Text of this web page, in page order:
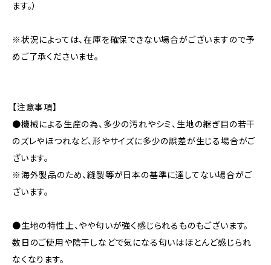
ます。）
※状況によっては、在庫を確保できない場合がございますので予
めご了承くださいませ。
【注意事項】
●機械による生産の為、多少の汚れやシミ、生地の継ぎ目の若干
のズレやほつれなど、形やサイズに多少の誤差が生じる場合がご
ざいます。
※海外製品のため、縫製等が日本の基準に達してない場合がご
ざいます。
●生地の特性上、やや匂いが強く感じられるものもございます。
数日のご使用や陰干しなどで気になる匂いはほとんど感じられ
なくなります。